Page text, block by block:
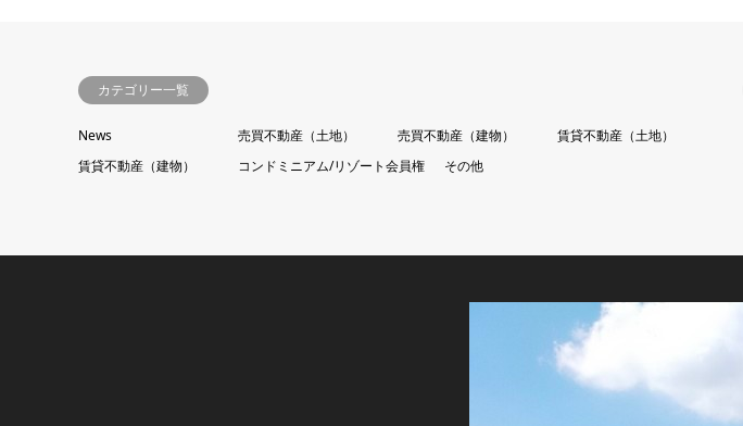
カテゴリー一覧
News 売買不動産（土地） 売買不動産（建物）
賃貸不動産（土地）
賃貸不動産（建物）
コンドミニアム/リゾート会員権 その他